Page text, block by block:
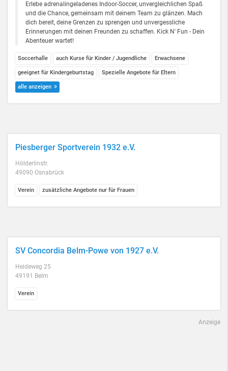
Erlebe adrenalingeladenes Indoor-Soccer, unvergleichlichen Spaß
und die Chance, gemeinsam mit deinem Team zu glänzen. Mach
dich bereit, deine Grenzen zu sprengen und unvergessliche
Erinnerungen mit deinen Freunden zu schaffen. Kick N' Fun - Dein
Abenteuer wartet!
Soccerhalle auch Kurse für Kinder / Jugendliche Erwachsene
geeignet für Kindergeburtstag Spezielle Angebote für Eltern
alle anzeigen
Piesberger Sportverein 1932 e.V.
Hölderlinstr.
49090 Osnabrück
Verein zusätzliche Angebote nur für Frauen
SV Concordia Belm-Powe von 1927 e.V.
Heideweg 25
49191 Belm
Verein
Anzeige